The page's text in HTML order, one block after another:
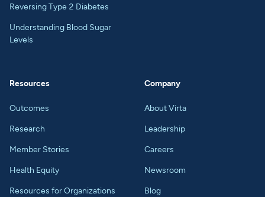
Reversing Type 2 Diabetes
Understanding Blood Sugar
Levels
Resources
Outcomes
Research
Member Stories
Health Equity
Resources for Organizations
Company
About Virta
Leadership
Careers
Newsroom
Blog